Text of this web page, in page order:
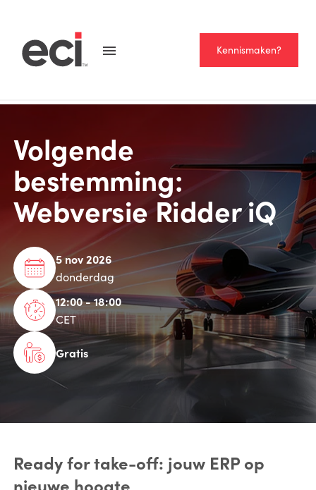
Kennismaken?
Volgende
bestemming:
Webversie Ridder iQ
5 nov 2026
donderdag
12:00 - 18:00
CET
Gratis
Ready for take-off: jouw ERP op
nieuwe hoogte